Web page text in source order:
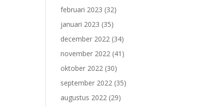
februari 2023 (32)
januari 2023 (35)
december 2022 (34)
november 2022 (41)
oktober 2022 (30)
september 2022 (35)
augustus 2022 (29)